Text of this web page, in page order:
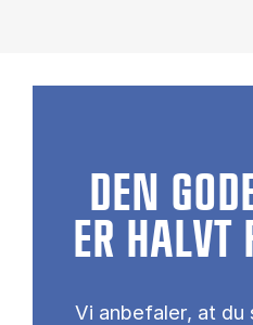
DEN
ER HALVT
Vi anbefaler, at